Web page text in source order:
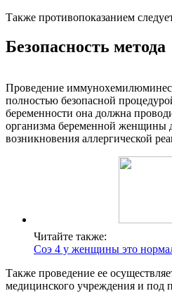
Также противопоказанием
Безопасность метода
Проведение
полностью безопасной
беременности она должна
организма беременной женщины
возникновения аллергической
Читайте также:
Соэ 4 у женщины это
Также проведение ее
медицинского учреждения и под